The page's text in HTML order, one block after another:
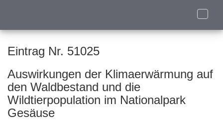
Toggle
Eintrag Nr. 51025
Auswirkungen der Klimaerwärmung auf
den Waldbestand und die
Wildtierpopulation im Nationalpark
Gesäuse